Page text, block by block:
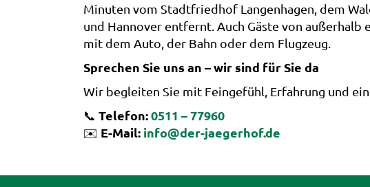
Minuten vom Stadtfriedhof Langenhagen, dem
und Hannover entfernt. Auch Gäste von außerhalb
mit dem Auto, der Bahn oder dem Flugzeug.
Sprechen Sie uns an – wir sind für Sie da
Wir begleiten Sie mit Feingefühl, Erfahrung und
📞 Telefon:0511 – 77960
✉️ E-Mail: info@der-jaegerhof.de